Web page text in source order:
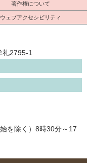
著作権について
ウェブアクセシビリティ
2795-1
を除く）8時30分～17